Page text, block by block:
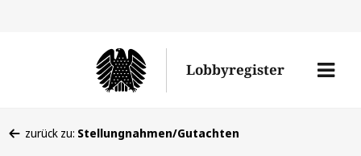
Lobbyregister
Menü
befinden
zurück zu: Stellungnahmen/Gutachten